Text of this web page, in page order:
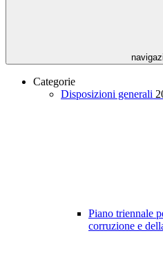
Categorie
Disposizioni generali
Piano triennale
corruzione e